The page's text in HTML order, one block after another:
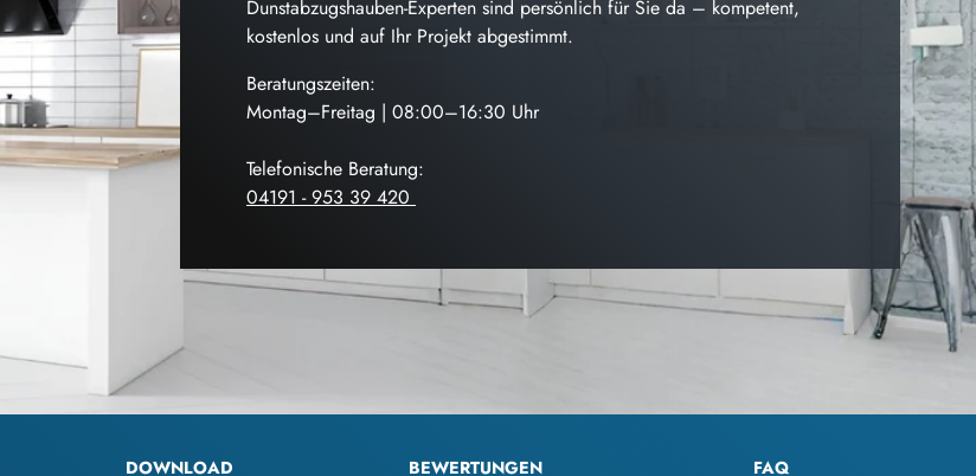
Dunstabzugshauben-Experten sind persönlich für Sie da – kompetent,
kostenlos und auf Ihr Projekt abgestimmt.
Beratungszeiten:
Montag–Freitag | 08:00–16:30 Uhr
Telefonische Beratung:
04191 - 953 39 420
DOWNLOAD BEWERTUNGEN FAQ